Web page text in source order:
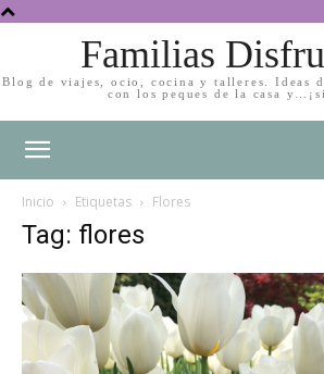
Familias
Blog de viajes, ocio, cocina y talleres. Ideas
con los peques de la casa
Inicio Etiquetas Flores
Tag: flores